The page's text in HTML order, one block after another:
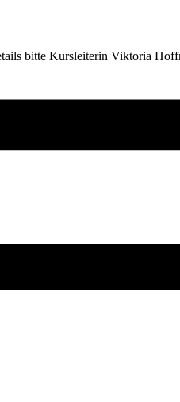
bitte Kursleiterin Viktoria